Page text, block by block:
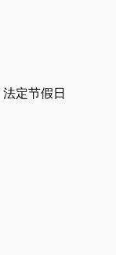
法定节假日